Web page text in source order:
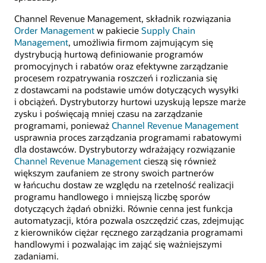
Channel Revenue Management, składnik rozwiązania
Order Management w pakiecie Supply Chain
Management, umożliwia firmom zajmującym się
dystrybucją hurtową definiowanie programów
promocyjnych i rabatów oraz efektywne zarządzanie
procesem rozpatrywania roszczeń i rozliczania się
z dostawcami na podstawie umów dotyczących wysyłki
i obciążeń. Dystrybutorzy hurtowi uzyskują lepsze marże
zysku i poświęcają mniej czasu na zarządzanie
programami, ponieważ Channel Revenue Management
usprawnia proces zarządzania programami rabatowymi
dla dostawców. Dystrybutorzy wdrażający rozwiązanie
Channel Revenue Management cieszą się również
większym zaufaniem ze strony swoich partnerów
w łańcuchu dostaw ze względu na rzetelność realizacji
programu handlowego i mniejszą liczbę sporów
dotyczących żądań obniżki. Równie cenna jest funkcja
automatyzacji, która pozwala oszczędzić czas, zdejmując
z kierowników ciężar ręcznego zarządzania programami
handlowymi i pozwalając im zająć się ważniejszymi
zadaniami.